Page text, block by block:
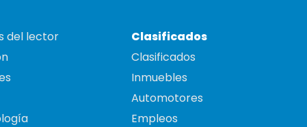
del lector
Clasificados
Clasificados
Inmuebles
Automotores
Empleos